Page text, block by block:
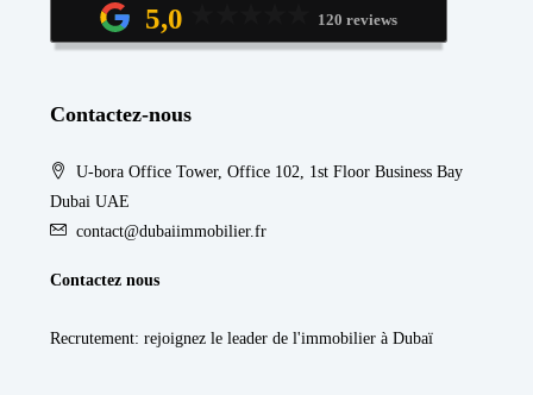
5,0 120 reviews
Contactez-nous
U-bora Office Tower, Office 102, 1st Floor Business Bay
Dubai UAE
contact@dubaiimmobilier.fr
Contactez nous
Recrutement: rejoignez le leader de l'immobilier à Dubaï